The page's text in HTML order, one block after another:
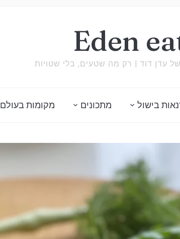
Eden
עדן דוד | רק מה שטעים, בלי שטויות
בישול מתכונים מקומות בעולם